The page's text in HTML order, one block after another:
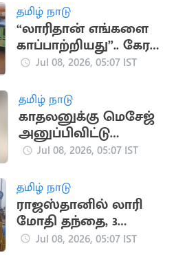
தமிழ் நாடு
“லாரிதான் எங்களை
காப்பாற்றியது”.. கேரள
நிலச்சரிவில்
Jul 08, 2026, 05:07 IST
தமிழ் நாடு
காதலனுக்கு மெசேஜ்
அனுப்பிவிட்டு
மாணவி ஏரியில்
Jul 08, 2026, 05:07 IST
தமிழ் நாடு
ராஜஸ்தானில் லாரி
மோதி தந்தை, 3
குழந்தைகள் பரிதாப
Jul 08, 2026, 05:07 IST